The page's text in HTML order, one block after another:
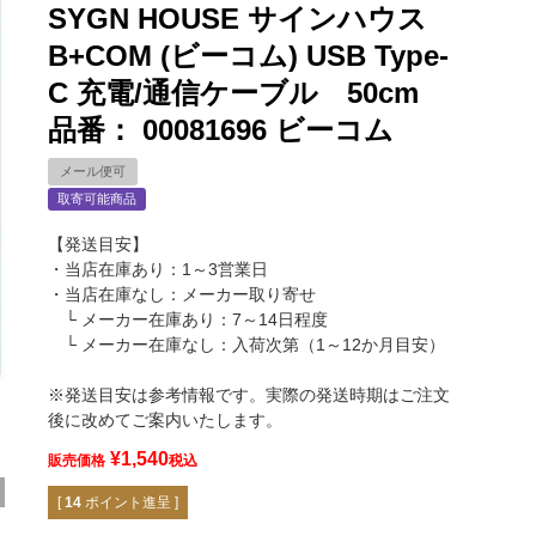
SYGN HOUSE サインハウス
B+COM (ビーコム) USB Type-
C 充電/通信ケーブル 50cm
品番： 00081696 ビーコム
メール便可
取寄可能商品
【発送目安】
・当店在庫あり：1～3営業日
・当店在庫なし：メーカー取り寄せ
└ メーカー在庫あり：7～14日程度
└ メーカー在庫なし：入荷次第（1～12か月目安）
※発送目安は参考情報です。実際の発送時期はご注文
後に改めてご案内いたします。
販売価格 ¥1,540税込
[ 14 ポイント進呈 ]